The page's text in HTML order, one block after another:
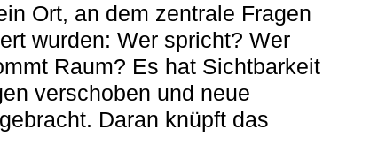
Ort, an dem zentrale Fragen
wurden: Wer spricht? Wer
Raum? Es hat Sichtbarkeit
verschoben und neue
Daran knüpft das